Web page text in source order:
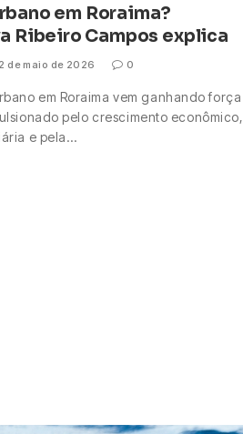
em Roraima?
Ribeiro Campos explica
de maio de 2026 0
em Roraima vem ganhando força
pelo crescimento econômico,
e pela…